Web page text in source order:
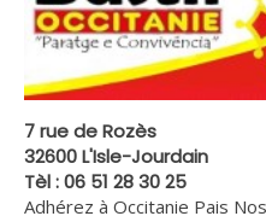
7 rue de Rozès
32600 L'Isle-Jourdain
Tèl : 06 51 28 30 25
Adhérez à Occitanie Pais